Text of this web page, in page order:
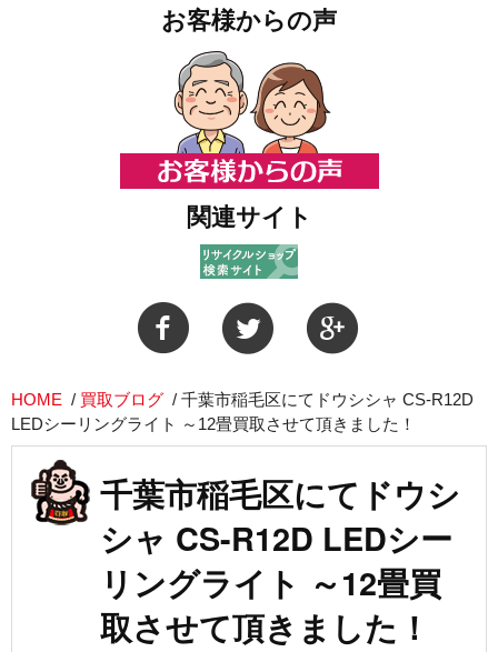
お客様からの声
関連サイト
HOME / 買取ブログ / 千葉市稲毛区にてドウシシャ CS-R12D
LEDシーリングライト ～12畳買取させて頂きました！
千葉市稲毛区にてドウシ
シャ CS-R12D LEDシー
リングライト ～12畳買
取させて頂きました！